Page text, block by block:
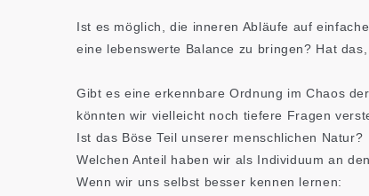
Ist es möglich, die inneren Abläufe auf
eine lebenswerte Balance zu bringen? Hat
Gibt es eine erkennbare Ordnung im Chaos
könnten wir vielleicht noch tiefere Fragen
Ist das Böse Teil unserer menschlichen Natur?
Welchen Anteil haben wir als Individuum an
Wenn wir uns selbst besser kennen lernen: